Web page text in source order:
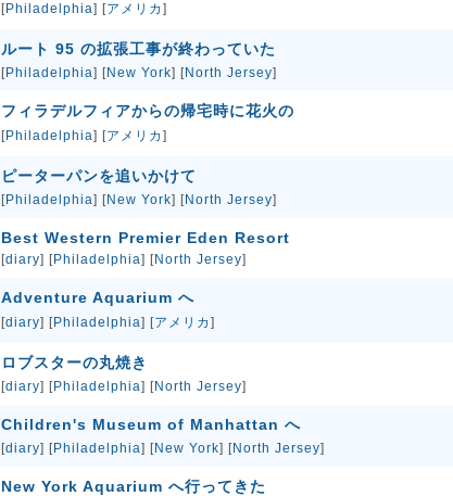
[Philadelphia] [アメリカ ]
ルート 95 の拡張工事が終わっていた
[Philadelphia] [New York] [North Jersey]
フィラデルフィアからの帰宅時に花火の
[Philadelphia] [アメリカ ]
ピーターパンを追いかけて
[Philadelphia] [New York] [North Jersey]
Best Western Premier Eden Resort
[diary] [Philadelphia] [North Jersey]
Adventure Aquarium へ
[diary] [Philadelphia] [アメリカ ]
ロブスターの丸焼き
[diary] [Philadelphia] [North Jersey]
Children's Museum of Manhattan へ
[diary] [Philadelphia] [New York] [North Jersey]
New York Aquarium へ行ってきた